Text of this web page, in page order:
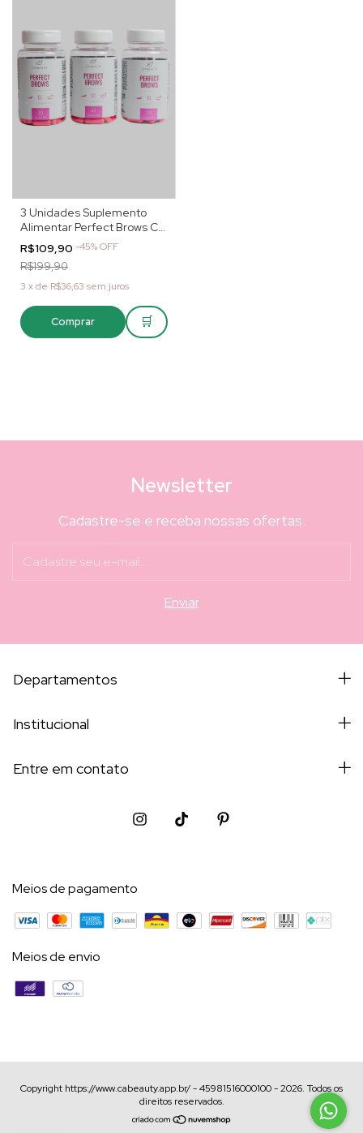
3 Unidades Suplemento
Alimentar Perfect Brows CA
Beauty
R$109,90 -45%OFF
R$199,90
3 xde R$36,63 sem juros
Comprar 🛒
Newsletter
Cadastre-se e receba nossas ofertas.
Departamentos
Institucional
Entre em contato
Meios de pagamento
Meios de envio
Copyright https://www.cabeauty.app.br/ - 45981516000100 - 2026. Todos os
direitos reservados.